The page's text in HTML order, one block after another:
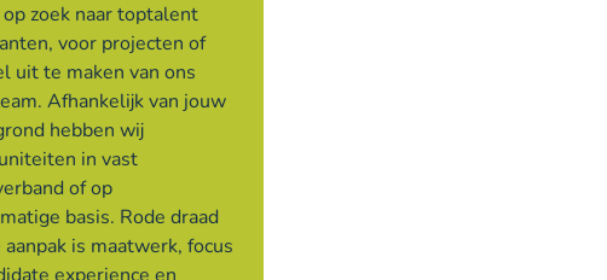
zoek naar toptalent
voor projecten of
uit te maken van ons
Afhankelijk van jouw
hebben wij
in vast
of op
basis. Rode draad
aanpak is maatwerk, focus